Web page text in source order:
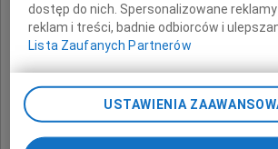
Z wielkim smutkiem przyjęliśmy wiadomość o
Żonie - Pani Sędzi Agnieszce Oklejak i Córce - Pani
Agnieszce Oklejak i Weronice Oklejak z synem
dostęp do nich. Spersonalizowane
reklam i treści, badnie odbiorców i
Lista Zaufanych Partnerów
USTAWIENIA